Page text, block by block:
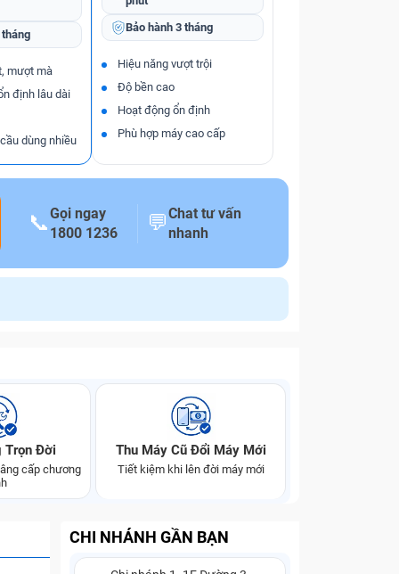
tháng
mượt mà
định lâu dài
dùng nhiều
Bảo hành 3 tháng
Hiệu năng vượt trội
Độ bền cao
Hoạt động ổn định
Phù hợp máy cao cấp
📞Gọi ngay
1800 1236
💬Chat tư vấn
nhanh
Trọn Đời
cấp chương
Thu Máy Cũ Đổi Máy Mới
Tiết kiệm khi lên đời máy mới
CHI NHÁNH GẦN BẠN